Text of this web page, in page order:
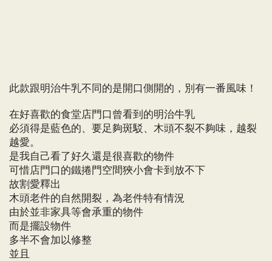
此款跟明治牛乳不同的是開口側開的，別有一番風味！
在好喜歡的食堂店門口曾看到的明治牛乳
必須得是藍色的、要足夠斑駁、木頭不裂不夠味，越裂
越愛。
是我自己看了好久還是很喜歡的物件
可惜店門口的鐵捲門空間狹小會卡到放不下
故割愛釋出
木頭老件的自然開裂，為老件特有情況
由於並非家具等會承重的物件
而是擺設物件
多半不會加以修整
並且